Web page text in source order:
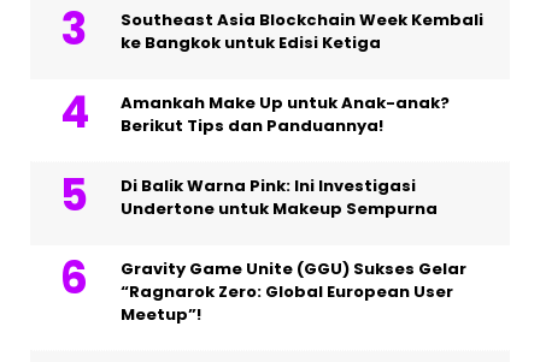
Southeast Asia Blockchain Week Kembali
ke Bangkok untuk Edisi Ketiga
Amankah Make Up untuk Anak-anak?
Berikut Tips dan Panduannya!
Di Balik Warna Pink: Ini Investigasi
Undertone untuk Makeup Sempurna
Gravity Game Unite (GGU) Sukses Gelar
“Ragnarok Zero: Global European User
Meetup”!